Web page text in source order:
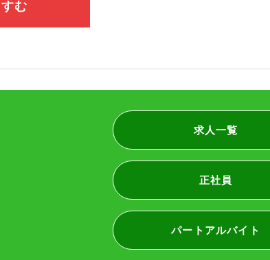
求人一覧
正社員
パートアルバイト